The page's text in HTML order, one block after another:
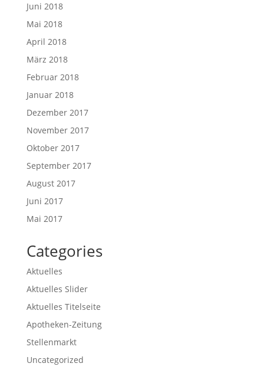
Juni 2018
Mai 2018
April 2018
März 2018
Februar 2018
Januar 2018
Dezember 2017
November 2017
Oktober 2017
September 2017
August 2017
Juni 2017
Mai 2017
Categories
Aktuelles
Aktuelles Slider
Aktuelles Titelseite
Apotheken-Zeitung
Stellenmarkt
Uncategorized